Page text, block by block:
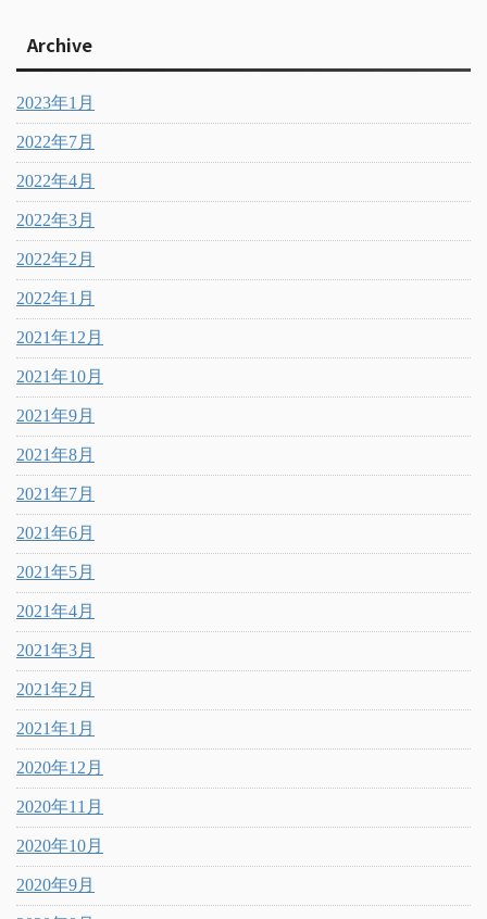
Archive
2023年1月
2022年7月
2022年4月
2022年3月
2022年2月
2022年1月
2021年12月
2021年10月
2021年9月
2021年8月
2021年7月
2021年6月
2021年5月
2021年4月
2021年3月
2021年2月
2021年1月
2020年12月
2020年11月
2020年10月
2020年9月